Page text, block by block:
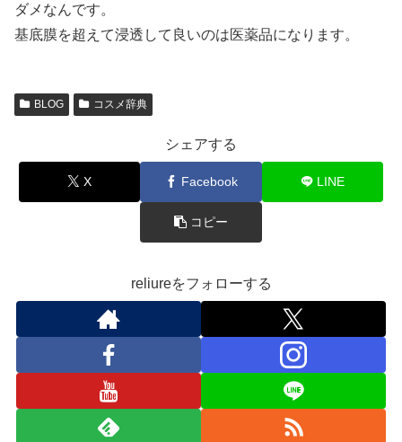
ダメなんです。
基底膜を超えて浸透して良いのは医薬品になります。
BLOG コスメ辞典
シェアする
X Facebook LINE
コピー
reliureをフォローする